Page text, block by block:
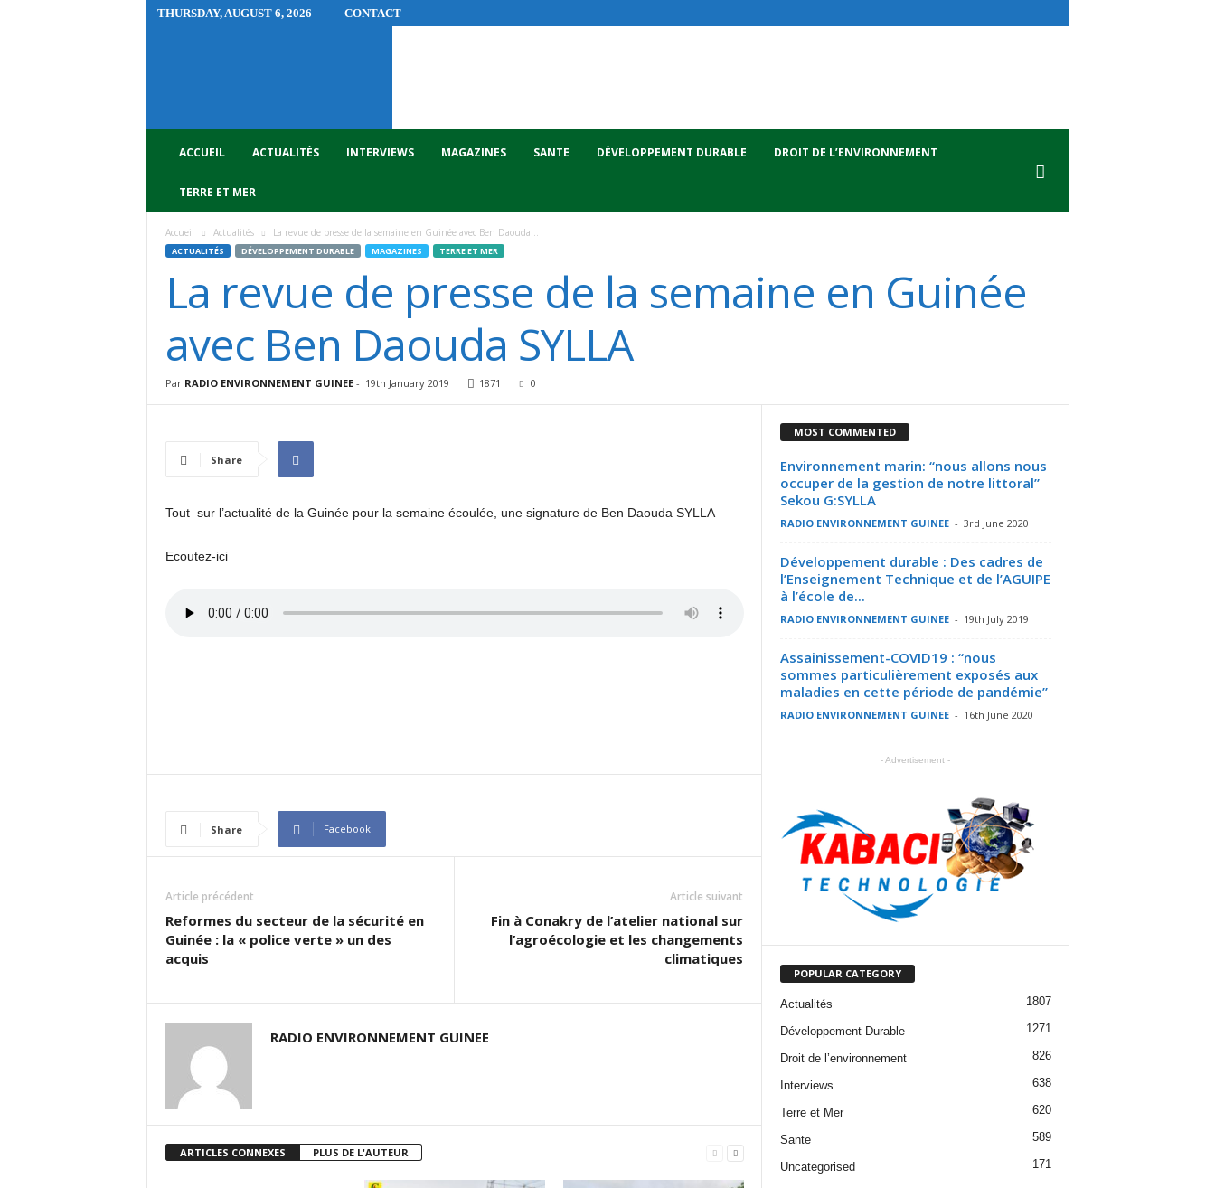
THURSDAY, AUGUST 6, 2026
CONTACT
E
ACCUEIL ACTUALITÉS INTERVIEWS MAGAZINES SANTE DÉVELOPPEMENT DURABLE DROIT DE L’ENVIRONNEMENT
TERRE ET MER
Accueil Actualités La revue de presse de la semaine en Guinée avec Ben Daouda...
ACTUALITÉS DÉVELOPPEMENT DURABLE MAGAZINES TERRE ET MER
La revue de presse de la semaine en Guinée
avec Ben Daouda SYLLA
Par RADIO ENVIRONNEMENT GUINEE- 19th January 2019 1871 0
Share
Tout sur l’actualité de la Guinée pour la semaine écoulée, une signature de Ben Daouda SYLLA
Ecoutez-ici
Share Facebook
Article précédent
Reformes du secteur de la sécurité en
Guinée : la « police verte » un des
acquis
Article suivant
Fin à Conakry de l’atelier national sur
l’agroécologie et les changements
climatiques
RADIO ENVIRONNEMENT GUINEE
ARTICLES CONNEXES PLUS DE L'AUTEUR
MOST COMMENTED
Environnement marin: “nous allons nous
occuper de la gestion de notre littoral”
Sekou G:SYLLA
RADIO ENVIRONNEMENT GUINEE - 3rd June 2020
Développement durable : Des cadres de
l’Enseignement Technique et de l’AGUIPE
à l’école de...
RADIO ENVIRONNEMENT GUINEE - 19th July 2019
Assainissement-COVID19 : “nous
sommes particulièrement exposés aux
maladies en cette période de pandémie”
RADIO ENVIRONNEMENT GUINEE - 16th June 2020
- Advertisement -
POPULAR CATEGORY
Actualités 1807
Développement Durable 1271
Droit de l’environnement 826
Interviews 638
Terre et Mer 620
Sante 589
Uncategorised 171